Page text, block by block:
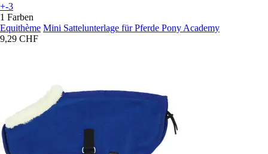
+-3
1 Farben
Equithème Mini Sattelunterlage für Pferde Pony Academy
9,29 CHF